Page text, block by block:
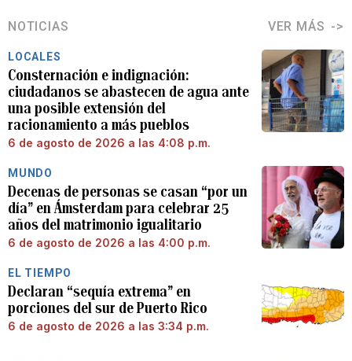
NOTICIAS VER MÁS
LOCALES
Consternación e indignación:
ciudadanos se abastecen de agua ante
una posible extensión del
racionamiento a más pueblos
6 de agosto de 2026 a las 4:08 p.m.
MUNDO
Decenas de personas se casan “por un
día” en Ámsterdam para celebrar 25
años del matrimonio igualitario
6 de agosto de 2026 a las 4:00 p.m.
EL TIEMPO
Declaran “sequía extrema” en
porciones del sur de Puerto Rico
6 de agosto de 2026 a las 3:34 p.m.